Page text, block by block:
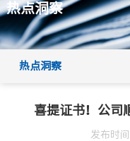
热点洞察
热点洞察
喜提证书！公司
发布时